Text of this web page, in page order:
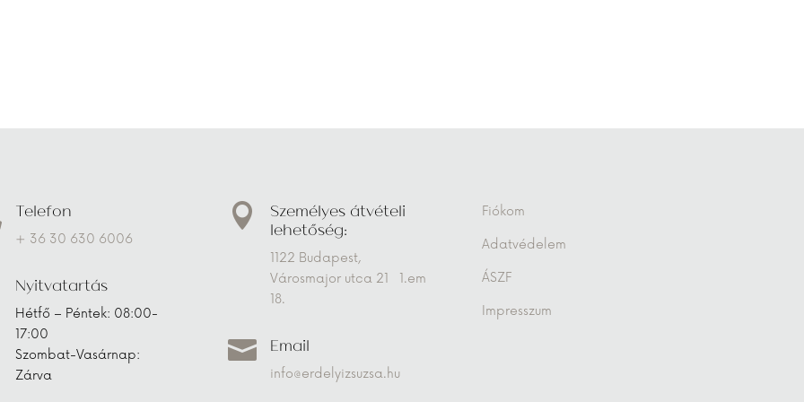
Telefon
+ 36 30 630 6006
Nyitvatartás
Hétfő – Péntek: 08:00-
17:00
Szombat-Vasárnap:
Zárva

Személyes átvételi
lehetőség:
1122 Budapest,
Városmajor utca 21 1.em
18.
 Email
info@erdelyizsuzsa.hu
Fiókom
Adatvédelem
ÁSZF
Impresszum